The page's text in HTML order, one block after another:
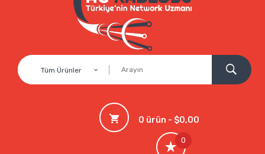
Tüm Ürünler
0 ürün - $0,00
0